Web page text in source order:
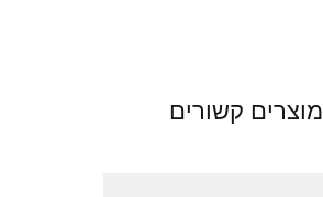
מוצרים קשורים